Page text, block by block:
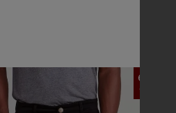
60
OFF